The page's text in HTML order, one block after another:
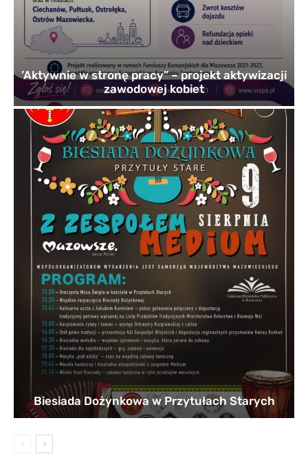
’Aktywnie w stronę pracy” – projekt aktywizacji
zawodowej kobiet
Biesiada Dożynkowa w Przytułach Starych